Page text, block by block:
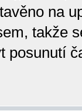
na
takže
posunutí